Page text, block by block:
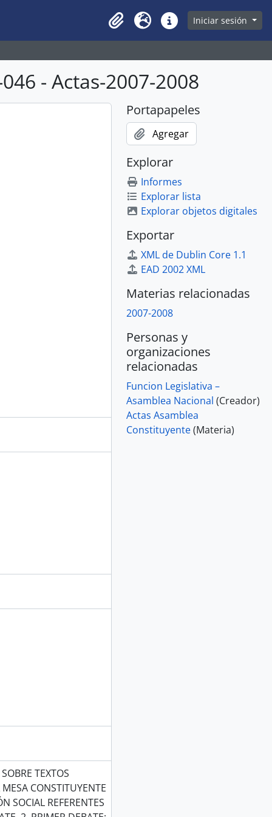
Clipboard
Idioma Enlaces rápidos
Iniciar sesión
- Actas-2007-2008
TEXTOS
CONSTITUYENTE
SOCIAL REFERENTES
Portapapeles
Agregar
Explorar
Informes
Explorar lista
Explorar objetos digitales
Exportar
XML de Dublin Core 1.1
EAD 2002 XML
Materias relacionadas
2007-2008
Personas y
organizaciones
relacionadas
Funcion Legislativa –
Asamblea Nacional (Creador)
Actas Asamblea
Constituyente(Materia)